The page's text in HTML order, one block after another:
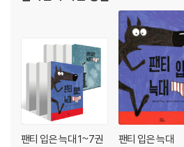
팬티 입은 늑대 1~7권
팬티 입은 늑대